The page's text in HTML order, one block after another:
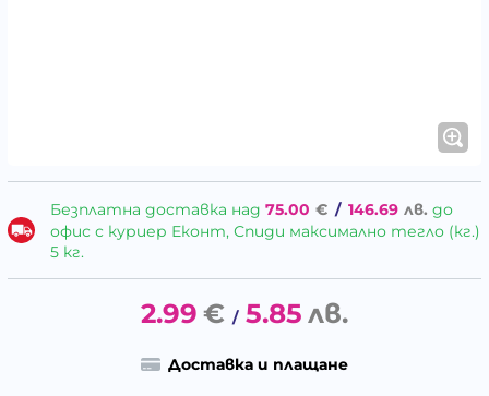
Безплатна доставка над 75.00 € / 146.69 лв. до
офис с куриер Еконт, Спиди максимално тегло (кг.)
5 кг.
2.99 € / 5.85 лв.
Доставка и плащане